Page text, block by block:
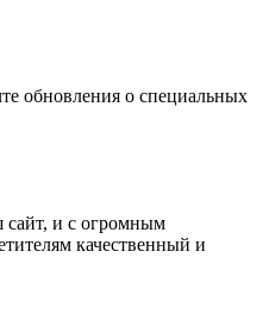
обновления о специальных
и с огромным
качественный и